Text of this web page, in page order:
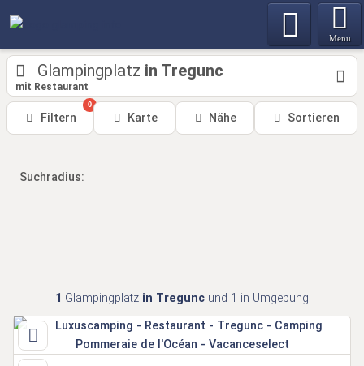
Menu
Glampingplatz in Tregunc
mit Restaurant
Filtern
0
Karte Nähe Sortieren
Suchradius:
1 Glampingplatz in Tregunc und 1 in Umgebung